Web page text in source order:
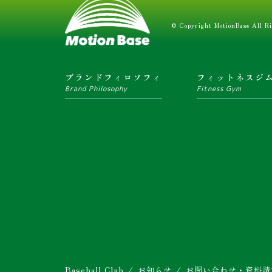
© Copyright MotionBase All
ブランドフィロソフィ
Brand Philosophy
フィットネスジ
Fitness Gym